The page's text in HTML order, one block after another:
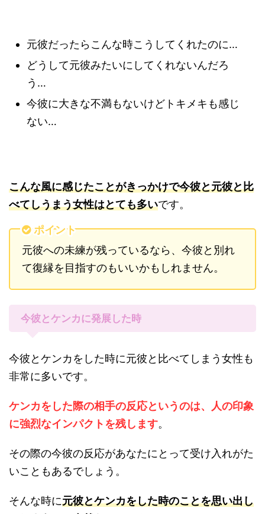
元彼だったらこんな時こうしてくれたのに…
どうして元彼みたいにしてくれないんだろ
う…
今彼に大きな不満もないけどトキメキも感じ
ない…
こんな風に感じたことがきっかけで今彼と元彼と比
べてしうまう女性はとても多いです。
ポイント
元彼への未練が残っているなら、今彼と別れ
て復縁を目指すのもいいかもしれません。
今彼とケンカに発展した時
今彼とケンカをした時に元彼と比べてしまう女性も
非常に多いです。
ケンカをした際の相手の反応というのは、人の印象
に強烈なインパクトを残します。
その際の今彼の反応があなたにとって受け入れがた
いこともあるでしょう。
そんな時に元彼とケンカをした時のことを思い出し